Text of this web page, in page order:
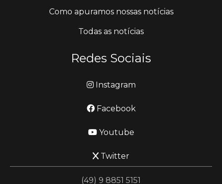
Como apuramos nossas notícias
Todas as notícias
Redes Sociais
Instagram
Facebook
Youtube
Twitter
(49) 9 8851 5151